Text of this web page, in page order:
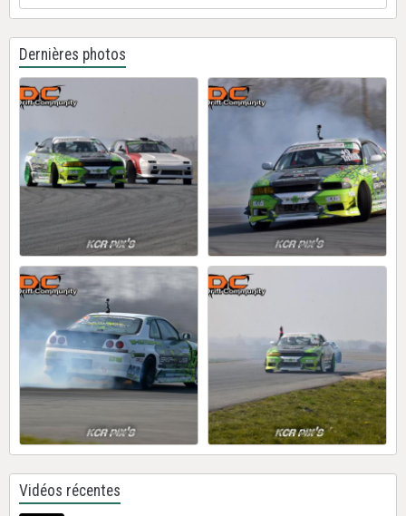
Dernières photos
Vidéos récentes